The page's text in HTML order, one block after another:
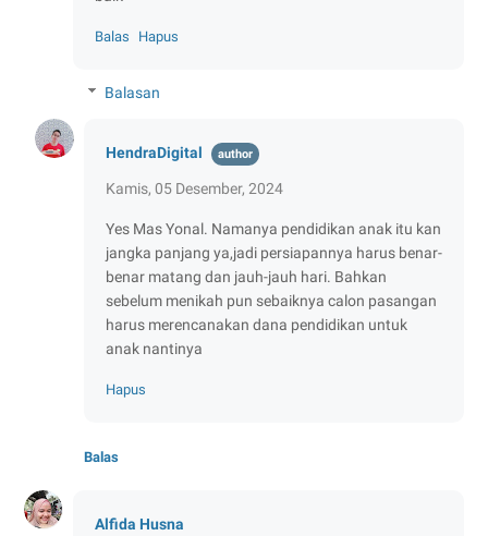
Balas Hapus
Balasan
HendraDigital
Kamis, 05 Desember, 2024
Yes Mas Yonal. Namanya pendidikan anak itu kan
jangka panjang ya,jadi persiapannya harus benar-
benar matang dan jauh-jauh hari. Bahkan
sebelum menikah pun sebaiknya calon pasangan
harus merencanakan dana pendidikan untuk
anak nantinya
Hapus
Balas
Alfida Husna